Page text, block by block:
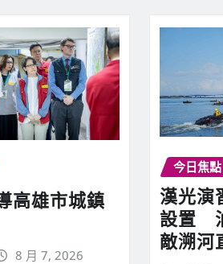
高雄市城鎮
8 月 7, 2026
今日焦點
漢光演
設置
敵溯河